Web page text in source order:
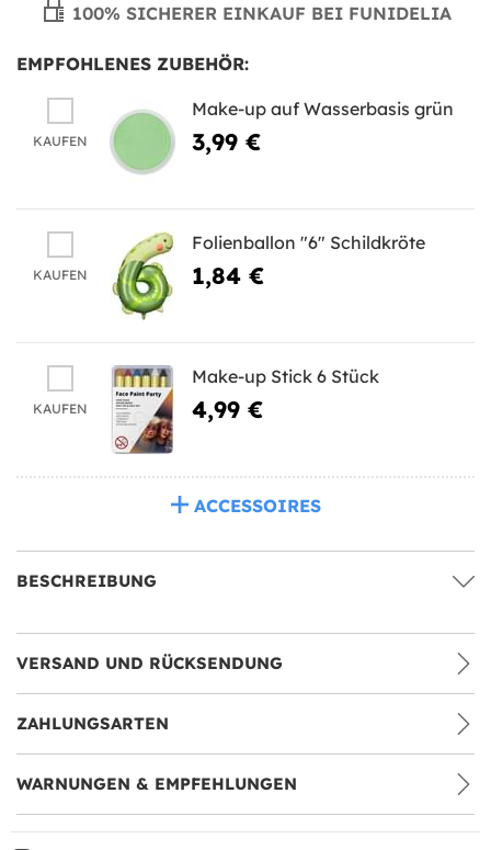
100% SICHERER EINKAUF BEI FUNIDELIA
EMPFOHLENES ZUBEHÖR:
KAUFEN
Make-up auf Wasserbasis grün
3,99 €
KAUFEN
Folienballon "6" Schildkröte
1,84 €
KAUFEN
Make-up Stick 6 Stück
4,99 €
ACCESSOIRES
BESCHREIBUNG
VERSAND UND RÜCKSENDUNG
ZAHLUNGSARTEN
WARNUNGEN & EMPFEHLUNGEN